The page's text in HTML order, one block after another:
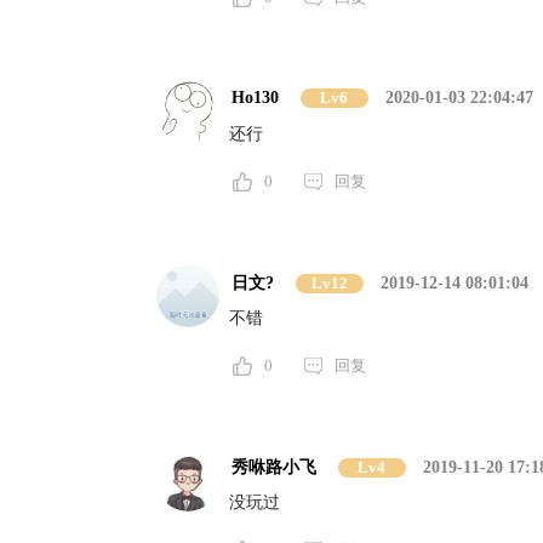
Ho130 Lv6
2020-01-03 22:04:47
还行
0 回复
日文? Lv12
2019-12-14 08:01:04
不错
0 回复
秀咻路小飞 Lv4
2019-11-20
没玩过